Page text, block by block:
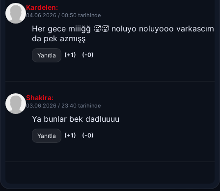
Kardelen:
04.06.2026 / 00:50 tarihinde
Her gece miiiğğ 🥵🥵 noluyo noluyooo varkascım
da pek azmışş
Yanıtla (+1) (-0)
Shakira:
03.06.2026 / 23:40 tarihinde
Ya bunlar bek dadluuuu
Yanıtla (+1) (-0)